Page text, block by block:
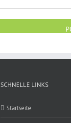
SCHNELLE LINKS
Startseite